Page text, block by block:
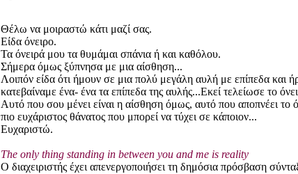
Θέλω να μοιραστώ κάτι μαζί σας.
Είδα όνειρο.
Τα όνειρά μου τα θυμάμαι σπάνια ή και καθόλου.
Σήμερα όμως ξύπνησα με μια αίσθηση...
Λοιπόν είδα ότι ήμουν σε μια πολύ μεγάλη αυλή με επίπεδα
κατεβαίναμε ένα- ένα τα επίπεδα της αυλής...Εκεί τελείωσε το
Αυτό που σου μένει είναι η αίσθηση όμως, αυτό που αποπνέει το
πιο ευχάριστος θάνατος που μπορεί να τύχει σε κάποιον...
Ευχαριστώ.
The only thing standing in between you and me is reality
Ο διαχειριστής έχει απενεργοποιήσει τη δημόσια πρόσβαση